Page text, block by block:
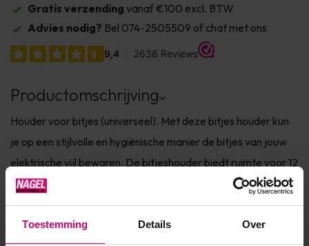
Toestemming Details Over
Gratis verzending vanaf €100 excl. BTW
Advies nodig? Bel 074-2505509 of chat met ons
Productomschrijving
Houder voor bitjes (universeel). Met deze bitjes houder kun
je op een stijlvolle en hygiënische manier de bitjes van jouw
elektrische vijl bewaren. De bitjeshouder biedt ruimte voor 12
bitjes.